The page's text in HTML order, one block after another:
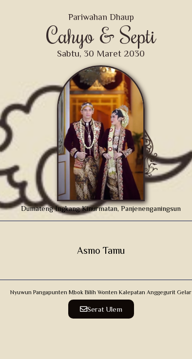
Pariwahan Dhaup
Cahyo & Septi
Sabtu, 30 Maret 2030
Dumateng Ingkang Kinurmatan, Panjenenganingsun
Asmo Tamu
Nyuwun Pangapunten Mbok Bilih Wonten Kalepatan Anggegurit Gelar
Serat Ulem